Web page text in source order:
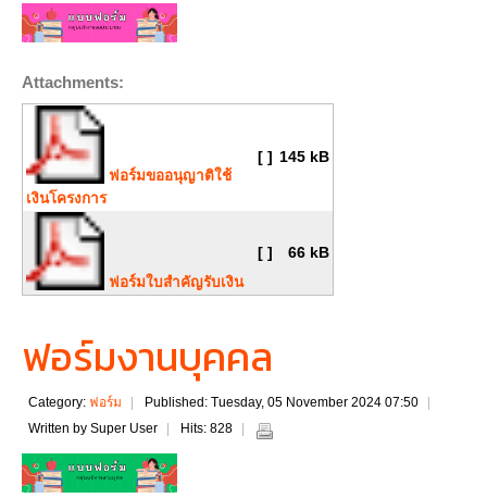
Attachments:
ฟอร์มขออนุญาติใช้
เงินโครงการ
[ ] 145 kB
ฟอร์มใบสำคัญรับเงิน
[ ] 66 kB
ฟอร์มงานบุคคล
Category: ฟอร์ม
Published: Tuesday, 05 November 2024 07:50
Written by Super User
Hits: 828